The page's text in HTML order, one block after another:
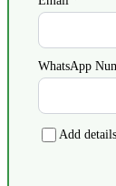
WhatsApp
Add